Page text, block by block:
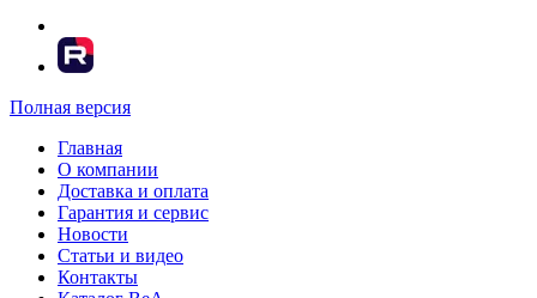
Полная версия
Главная
О компании
Доставка и оплата
Гарантия и сервис
Новости
Статьи и видео
Контакты